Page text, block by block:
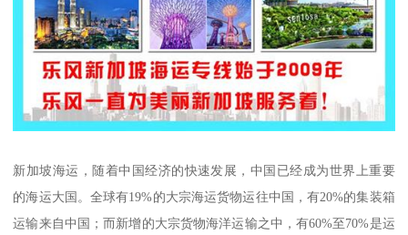
新加坡海运，随着中国经济的快速发展，中国已经成为世界上重要
的海运大国。全球有19%的大宗海运货物运往中国，有20%的集装箱
运输来自中国；而新增的大宗货物海洋运输之中，有60%至70%是运